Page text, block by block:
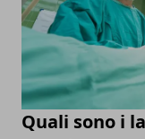
Quali sono i